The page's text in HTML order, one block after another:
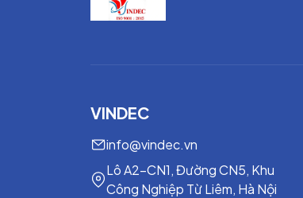
VINDEC
info@vindec.vn
Lô A2-CN1, Đường CN5, Khu
Công Nghiệp Từ Liêm, Hà Nội